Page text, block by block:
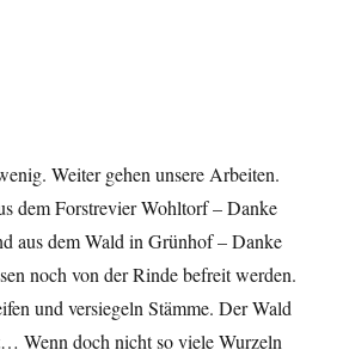
Weiter gehen unsere Arbeiten.
dem Forstrevier Wohltorf – Danke
aus dem Wald in Grünhof – Danke
noch von der Rinde befreit werden.
und versiegeln Stämme. Der Wald
Wenn doch nicht so viele Wurzeln